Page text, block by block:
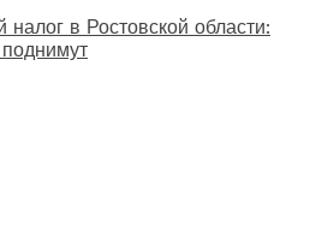
налог в Ростовской области:
поднимут